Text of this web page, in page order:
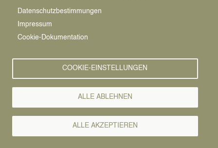
Route berechnen →
Pfadnavigation
Datenschutzbestimmungen
Impressum
Cookie-Dokumentation
COOKIE-EINSTELLUNGEN
ALLE ABLEHNEN
ALLE AKZEPTIEREN